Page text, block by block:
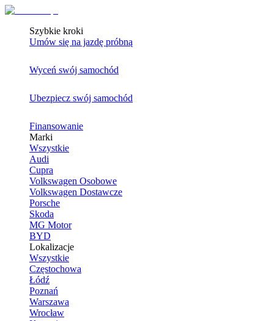
Szybkie kroki
Umów się na jazdę próbną
Wyceń swój samochód
Ubezpiecz swój samochód
Finansowanie
Marki
Wszystkie
Audi
Cupra
Volkswagen Osobowe
Volkswagen Dostawcze
Porsche
Skoda
MG Motor
BYD
Lokalizacje
Wszystkie
Częstochowa
Łódź
Poznań
Warszawa
Wrocław